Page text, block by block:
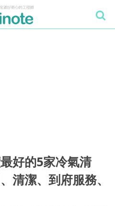
好的5家冷氣清
清潔、到府服務、